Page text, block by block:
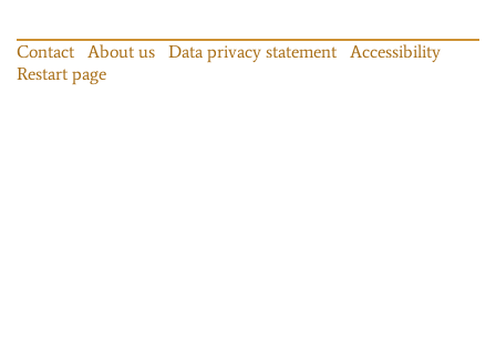
Contact About us Data privacy statement
Accessibility
Restart page